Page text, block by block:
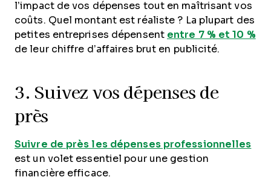
l’impact de vos dépenses tout en maîtrisant vos
coûts. Quel montant est réaliste ? La plupart des
petites entreprises dépensent entre 7 % et 10 %
de leur chiffre d’affaires brut en publicité.
3. Suivez vos dépenses de
près
Suivre de près les dépenses professionnelles
est un volet essentiel pour une gestion
financière efficace.